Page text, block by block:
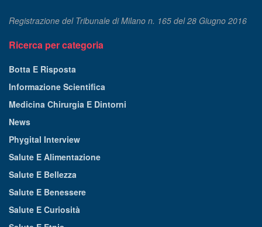
Registrazione del Tribunale di Milano n. 165 del 28 Giugno 2016
Ricerca per categoria
Botta E Risposta
Informazione Scientifica
Medicina Chirurgia E Dintorni
News
Phygital Interview
Salute E Alimentazione
Salute E Bellezza
Salute E Benessere
Salute E Curiosità